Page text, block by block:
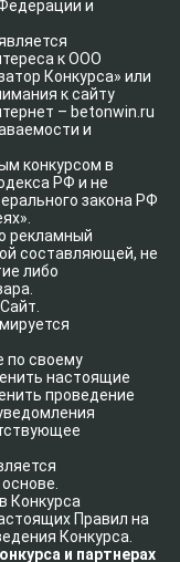
и
к ООО
Конкурса» или
к сайту
– betonwin.ru
и
конкурсом в
РФ и не
закона РФ
рекламный
составляющей, не
либо
по своему
настоящие
проведение
Конкурса
Правил на
Конкурса.
и партнерах